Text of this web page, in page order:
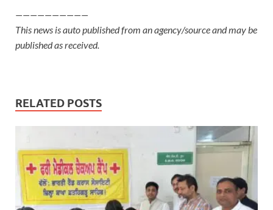
——————————
This news is auto published from an agency/source and may be
published as received.
RELATED POSTS